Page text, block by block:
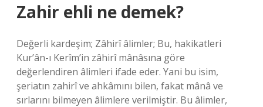
Zahir ehli ne demek?
Değerli kardeşim; Zâhirî âlimler; Bu, hakikatleri
Kur’ân-ı Kerîm’in zâhirî mânâsına göre
değerlendiren âlimleri ifade eder. Yani bu isim,
şeriatın zahirî ve ahkâmını bilen, fakat mânâ ve
sırlarını bilmeyen âlimlere verilmiştir. Bu âlimler,